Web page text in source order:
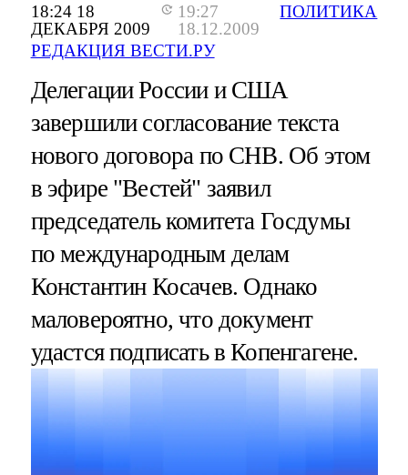
18:24 18
ДЕКАБРЯ 2009
19:27
18.12.2009
РЕДАКЦИЯ ВЕСТИ.РУ
ПОЛИТИКА
Делегации России и США
завершили согласование текста
нового договора по СНВ. Об этом
в эфире "Вестей" заявил
председатель комитета Госдумы
по международным делам
Константин Косачев. Однако
маловероятно, что документ
удастся подписать в Копенгагене.